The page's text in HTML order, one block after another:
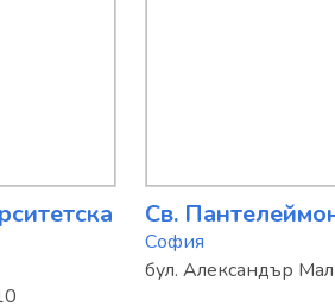
Св.
София
бул. Александър